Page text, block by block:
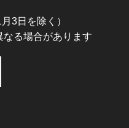
3日を除く）
る場合があります